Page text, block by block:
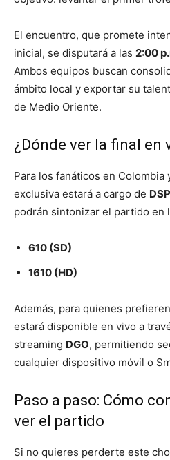
El encuentro, que promete
inicial, se disputará a las 2:00
Ambos equipos buscan
ámbito local y exportar su
de Medio Oriente.
¿Dónde ver la final en
Para los fanáticos en
exclusiva estará a cargo de
podrán sintonizar el partido en
610 (SD)
1610 (HD)
Además, para quienes
estará disponible en vivo a
streaming DGO, permitiendo
cualquier dispositivo móvil o
Paso a paso: Cómo
ver el partido
Si no quieres perderte este